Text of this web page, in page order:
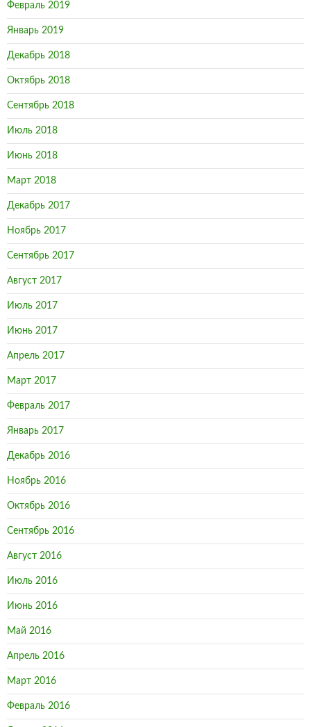
Февраль 2019
Январь 2019
Декабрь 2018
Октябрь 2018
Сентябрь 2018
Июль 2018
Июнь 2018
Март 2018
Декабрь 2017
Ноябрь 2017
Сентябрь 2017
Август 2017
Июль 2017
Июнь 2017
Апрель 2017
Март 2017
Февраль 2017
Январь 2017
Декабрь 2016
Ноябрь 2016
Октябрь 2016
Сентябрь 2016
Август 2016
Июль 2016
Июнь 2016
Май 2016
Апрель 2016
Март 2016
Февраль 2016